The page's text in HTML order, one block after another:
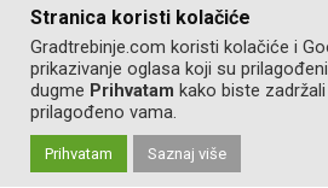
@2014-2020. Sva prava zadržana.
Stranica koristi kolačiće
Gradtrebinje.com koristi kolačiće i
prikazivanje oglasa koji su
dugme Prihvatam kako biste
prilagođeno vama.
Prihvatam Saznaj više